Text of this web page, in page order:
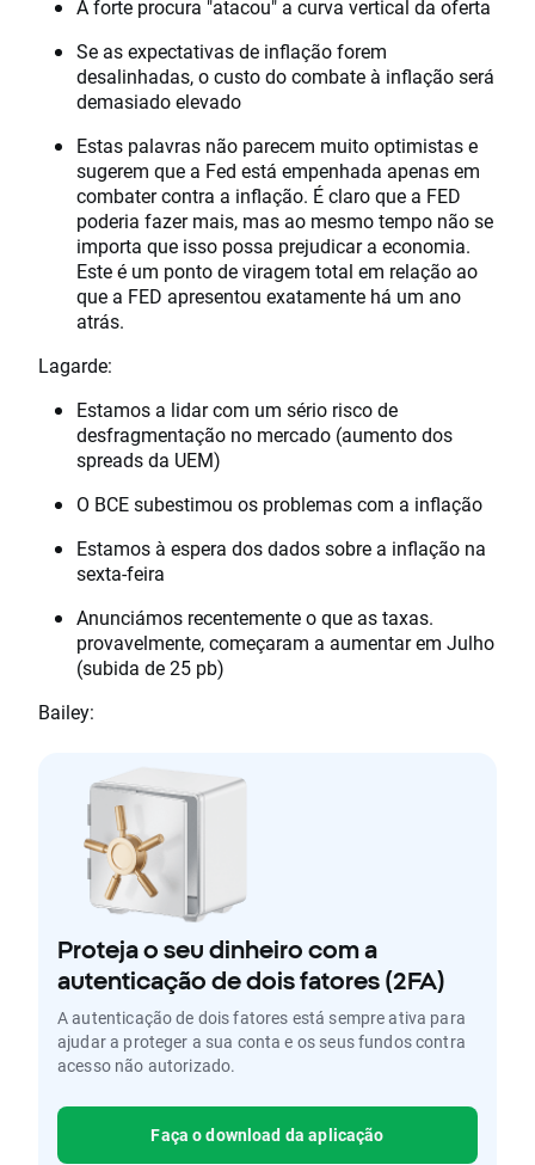
A forte procura "atacou" a curva vertical da oferta
Se as expectativas de inflação forem
desalinhadas, o custo do combate à inflação será
demasiado elevado
Estas palavras não parecem muito optimistas e
sugerem que a Fed está empenhada apenas em
combater contra a inflação. É claro que a FED
poderia fazer mais, mas ao mesmo tempo não se
importa que isso possa prejudicar a economia.
Este é um ponto de viragem total em relação ao
que a FED apresentou exatamente há um ano
atrás.
Lagarde:
Estamos a lidar com um sério risco de
desfragmentação no mercado (aumento dos
spreads da UEM)
O BCE subestimou os problemas com a inflação
Estamos à espera dos dados sobre a inflação na
sexta-feira
Anunciámos recentemente o que as taxas.
provavelmente, começaram a aumentar em Julho
(subida de 25 pb)
Bailey:
Proteja o seu dinheiro com a
autenticação de dois fatores (2FA)
A autenticação de dois fatores está sempre ativa para
ajudar a proteger a sua conta e os seus fundos contra
acesso não autorizado.
Faça o download da aplicação